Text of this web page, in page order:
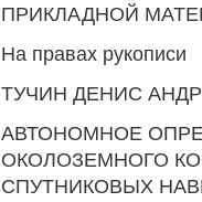
ПРИКЛАДНОЙ
На правах рукописи
ТУЧИН ДЕНИС
АВТОНОМНОЕ
ОКОЛОЗЕМНОГО
СПУТНИКОВЫХ